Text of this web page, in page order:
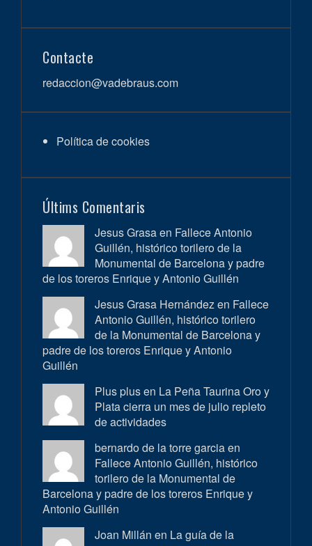
Contacte
redaccion@vadebraus.com
Política de cookies
Últims Comentaris
Jesus Grasa en Fallece Antonio
Guillén, histórico torilero de la
Monumental de Barcelona y padre
de los toreros Enrique y Antonio Guillén
Jesus Grasa Hernández en Fallece
Antonio Guillén, histórico torilero
de la Monumental de Barcelona y
padre de los toreros Enrique y Antonio
Guillén
Plus plus en La Peña Taurina Oro y
Plata cierra un mes de julio repleto
de actividades
bernardo de la torre garcia en
Fallece Antonio Guillén, histórico
torilero de la Monumental de
Barcelona y padre de los toreros Enrique y
Antonio Guillén
Joan Millán en La guía de la